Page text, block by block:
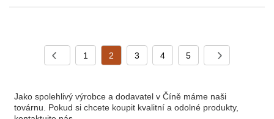
1 2 3 4 5
Jako spolehlivý výrobce a dodavatel v Číně máme naši
továrnu. Pokud si chcete koupit kvalitní a odolné produkty,